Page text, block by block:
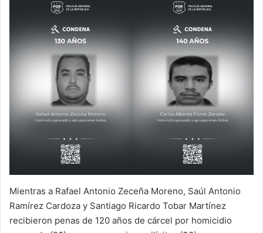
Mientras a Rafael Antonio Zeceña Moreno, Saúl Antonio
Ramírez Cardoza y Santiago Ricardo Tobar Martínez
recibieron penas de 120 años de cárcel por homicidio